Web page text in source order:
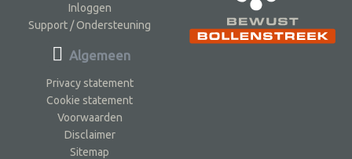
Inloggen
Support / Ondersteuning
Algemeen
Privacy statement
Cookie statement
Voorwaarden
Disclaimer
Sitemap